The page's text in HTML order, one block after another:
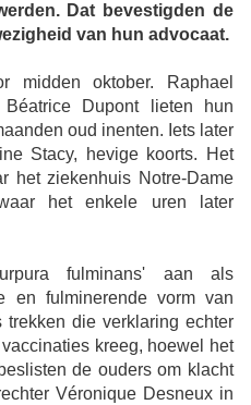
Dat bevestigden de
van hun advocaat.
midden oktober. Raphael
Dupont lieten hun
oud inenten. Iets later
Stacy, hevige koorts. Het
het ziekenhuis Notre-Dame
het enkele uren later
fulminans' aan als
en fulminerende vorm van
trekken die verklaring echter
kreeg, hoewel het
de ouders om klacht
Véronique Desneux in